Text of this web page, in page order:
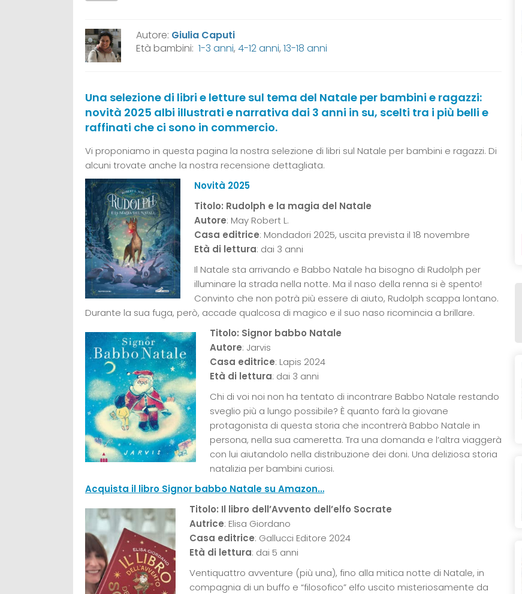
Autore: Giulia Caputi
Età bambini: 1-3 anni, 4-12 anni, 13-18 anni
Una selezione di libri e letture sul tema del Natale per bambini e ragazzi:
novità 2025 albi illustrati e narrativa dai 3 anni in su, scelti tra i più belli e
raffinati che ci sono in commercio.
Vi proponiamo in questa pagina la nostra selezione di libri sul Natale per bambini e ragazzi. Di
alcuni trovate anche la nostra recensione dettagliata.
Novità 2025
Titolo: Rudolph e la magia del Natale
Autore: May Robert L.
Casa editrice: Mondadori 2025, uscita prevista il 18 novembre
Età di lettura: dai 3 anni
Il Natale sta arrivando e Babbo Natale ha bisogno di Rudolph per
illuminare la strada nella notte. Ma il naso della renna si è spento!
Convinto che non potrà più essere di aiuto, Rudolph scappa lontano.
Durante la sua fuga, però, accade qualcosa di magico e il suo naso ricomincia a brillare.
Titolo: Signor babbo Natale
Autore: Jarvis
Casa editrice: Lapis 2024
Età di lettura: dai 3 anni
Chi di voi noi non ha tentato di incontrare Babbo Natale restando
sveglio più a lungo possibile? È quanto farà la giovane
protagonista di questa storia che incontrerà Babbo Natale in
persona, nella sua cameretta. Tra una domanda e l’altra viaggerà
con lui aiutandolo nella distribuzione dei doni. Una deliziosa storia
natalizia per bambini curiosi.
Acquista il libro Signor babbo Natale su Amazon…
Titolo: Il libro dell’Avvento dell’elfo Socrate
Autrice: Elisa Giordano
Casa editrice: Gallucci Editore 2024
Età di lettura: dai 5 anni
Ventiquattro avventure (più una), fino alla mitica notte di Natale, in
compagnia di un buffo e “filosofico” elfo uscito misteriosamente da